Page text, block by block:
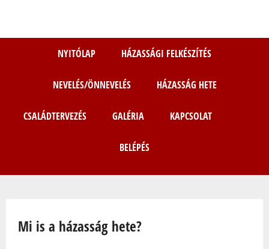
NYITÓLAP HÁZASSÁGI FELKÉSZÍTÉS
NEVELÉS/ÖNNEVELÉS HÁZASSÁG HETE
CSALÁDTERVEZÉS GALÉRIA KAPCSOLAT
BELÉPÉS
Mi is a házasság hete?